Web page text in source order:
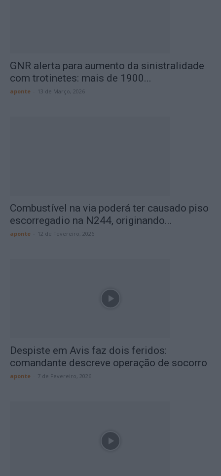
GNR alerta para aumento da sinistralidade
com trotinetes: mais de 1900...
aponte 13 de Março, 2026
Combustível na via poderá ter causado piso
escorregadio na N244, originando...
aponte 12 de Fevereiro, 2026
Despiste em Avis faz dois feridos:
comandante descreve operação de socorro
aponte 7 de Fevereiro, 2026